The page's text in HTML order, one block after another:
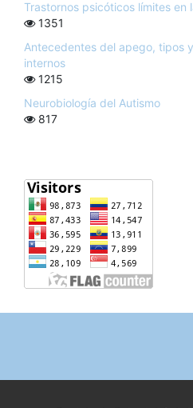
Trastornos psicóticos límites en
1351
Antecedentes del apego, tipos
internos
1215
Neurobiología del Autismo
817